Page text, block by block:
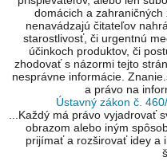
domácich a
nenavádzajú čitateľov
starostlivosť, či urgentnú
účinkoch produktov, či
zhodovať s názormi tejto
nesprávne informácie.
a právo na
Ústavný zákon č.
...Každý má právo vyjadrovať
obrazom alebo iným
prijímať a rozširovať idey a